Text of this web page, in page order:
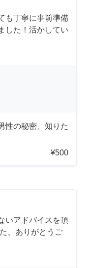
も丁寧に事前準備
した！活かしてい
性の秘密、知りた
¥500
いアドバイスを頂
、ありがとうご